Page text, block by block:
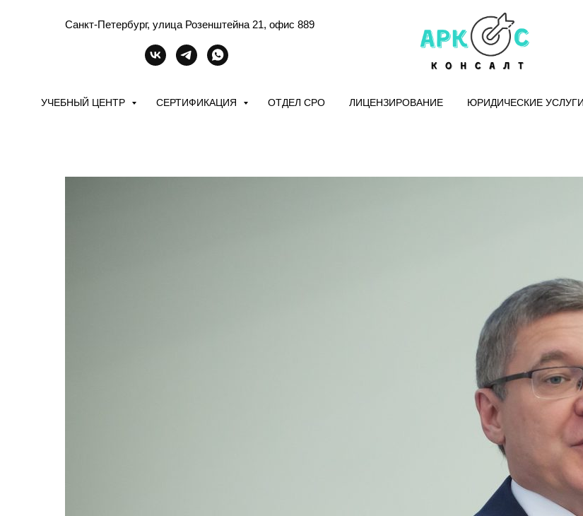
Санкт-Петербург, улица Розенштейна 21, офис 889
УЧЕБНЫЙ ЦЕНТР СЕРТИФИКАЦИЯ ОТДЕЛ СРО ЛИЦЕНЗИРОВАНИЕ ЮРИДИЧЕСКИЕ УСЛУГИ